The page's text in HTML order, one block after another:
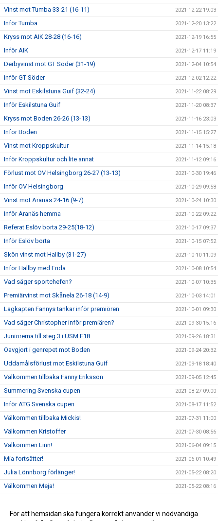
Vinst mot Tumba 33-21 (16-11) 2021-12-22 19:03
Inför Tumba 2021-12-20 13:22
Kryss mot AIK 28-28 (16-16) 2021-12-19 16:55
Inför AIK 2021-12-17 11:19
Derbyvinst mot GT Söder (31-19) 2021-12-04 10:54
Inför GT Söder 2021-12-02 12:22
Vinst mot Eskilstuna Guif (32-24) 2021-11-22 08:29
Inför Eskilstuna Guif 2021-11-20 08:37
Kryss mot Boden 26-26 (13-13) 2021-11-16 23:03
Inför Boden 2021-11-15 15:27
Vinst mot Kroppskultur 2021-11-14 15:18
Inför Kroppskultur och lite annat 2021-11-12 09:16
Förlust mot OV Helsingborg 26-27 (13-13) 2021-10-30 19:46
Inför OV Helsingborg 2021-10-29 09:58
Vinst mot Aranäs 24-16 (9-7) 2021-10-24 10:30
Inför Aranäs hemma 2021-10-22 09:22
Referat Eslöv borta 29-25(18-12) 2021-10-17 09:37
Inför Eslöv borta 2021-10-15 07:52
Skön vinst mot Hallby (31-27) 2021-10-10 11:09
Inför Hallby med Frida 2021-10-08 10:54
Vad säger sportchefen? 2021-10-07 10:35
Premiärvinst mot Skånela 26-18 (14-9) 2021-10-03 14:01
Lagkapten Fannys tankar inför premiören 2021-10-01 09:30
Vad säger Christopher inför premiären? 2021-09-30 15:16
Juniorerna till steg 3 i USM F18 2021-09-26 18:31
Oavgjort i genrepet mot Boden 2021-09-24 20:32
Uddamålsförlust mot Eskilstuna Guif 2021-09-18 18:40
Välkommen tillbaka Fanny Eriksson 2021-09-05 12:45
Summering Svenska cupen 2021-08-27 09:00
Inför ATG Svenska cupen 2021-08-17 11:52
Välkommen tillbaka Mickis! 2021-07-31 11:00
Välkommen Kristoffer 2021-07-30 08:56
Välkommen Linn! 2021-06-04 09:15
Mia fortsätter! 2021-06-01 10:49
Julia Lönnborg förlänger! 2021-05-22 08:20
Välkommen Meja! 2021-05-22 08:16
Välkommen Meja! 2021-05-14 15:39
För att hemsidan ska fungera korrekt använder vi nödvändiga